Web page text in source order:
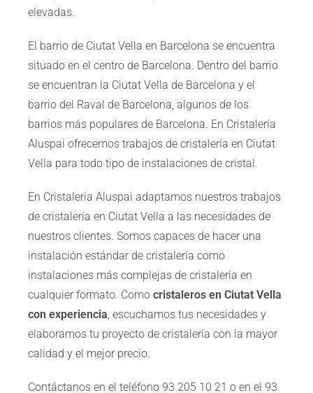
elevadas.
El barrio de Ciutat Vella en Barcelona se encuentra
situado en el centro de Barcelona. Dentro del barrio
se encuentran la Ciutat Vella de Barcelona y el
barrio del Raval de Barcelona, algunos de los
barrios más populares de Barcelona. En Cristalería
Aluspai ofrecemos trabajos de cristalería en Ciutat
Vella para todo tipo de instalaciones de cristal.
En Cristaleria Aluspai adaptamos nuestros trabajos
de cristalería en Ciutat Vella a las necesidades de
nuestros clientes. Somos capaces de hacer una
instalación estándar de cristalería como
instalaciones más complejas de cristalería en
cualquier formato. Como cristaleros en Ciutat Vella
con experiencia, escuchamos tus necesidades y
elaboramos tu proyecto de cristalería con la mayor
calidad y el mejor precio.
Contáctanos en el teléfono 93 205 10 21 o en el 93